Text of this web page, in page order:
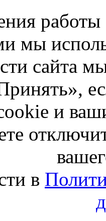
работы
мы
сайта
и
в